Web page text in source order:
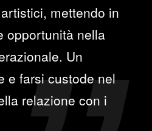
mettendo in
opportunità nella
Un
e farsi custode nel
relazione con i